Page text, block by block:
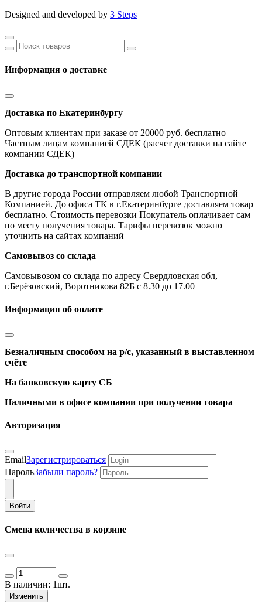
Designed and developed by 3 Steps
Информация о доставке
Доставка по Екатеринбургу
Оптовым клиентам при заказе от 20000 руб. бесплатно
Частным лицам компанией СДЕК (расчет доставки на сайте
компании СДЕК)
Доставка до транспортной компании
В другие города России отправляем любой Транспортной
Компанией. До офиса ТК в г.Екатеринбурге доставляем товар
бесплатно. Стоимость перевозки Покупатель оплачивает сам
по месту получения товара. Тарифы перевозок можно
уточнить на сайтах компаний
Самовывоз со склада
Самовывозом со склада по адресу Свердловская обл,
г.Берёзовский, Воротникова 82Б с 8.30 до 17.00
Информация об оплате
Безналичным способом на р/с, указанный в выставленном
счёте
На банковскую карту СБ
Наличными в офисе компании при получении товара
Авторизация
EmailЗарегистрироваться
ПарольЗабыли пароль?
Войти
Смена количества в корзине
В наличии: 1шт.
Изменить